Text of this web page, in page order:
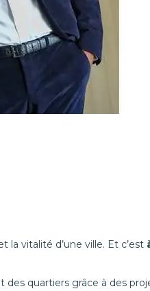
la vitalité d’une ville. Et c’est
quartiers grâce à des